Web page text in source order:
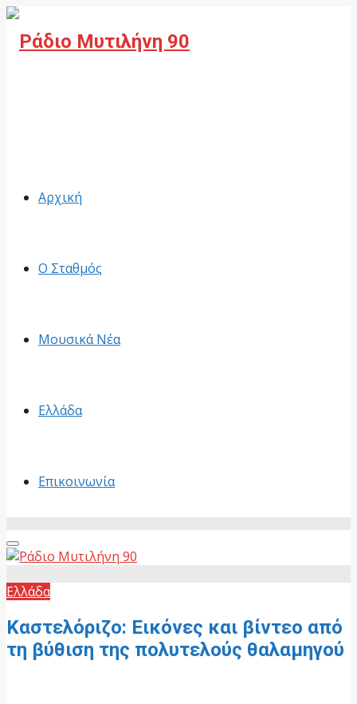
Αρχική
Ο Σταθμός
Μουσικά Νέα
Ελλάδα
Επικοινωνία
Primary
Menu
Ελλάδα
Καστελόριζο: Εικόνες και βίντεο από
τη βύθιση της πολυτελούς θαλαμηγού